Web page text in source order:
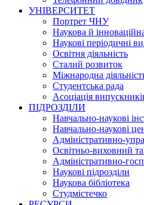
УНІВЕРСИТЕТ
Портрет ЧНУ
Наукова й
Наукові періодичні
Освітня діяльність
Сталий розвиток
Міжнародна
Студентська рада
Асоціація
ПІДРОЗДІЛИ
Навчально-наукові
Навчально-наукові
Адміністративно-
Освітньо-виховний
Адміністративно-
Наукові підрозділи
Наукова бібліотека
Студмістечко